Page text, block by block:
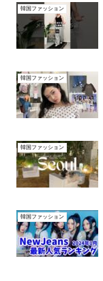
韓国ファッション
韓国ファッション
韓国ファッション
韓国ファッション